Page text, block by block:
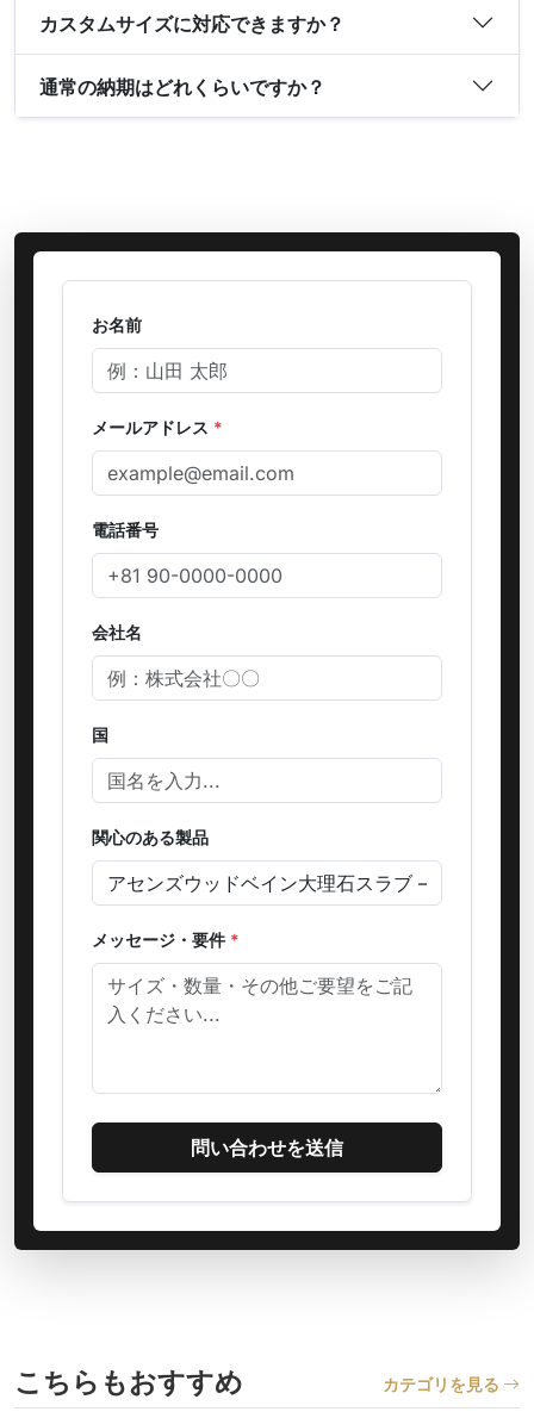
カスタムサイズに対応できますか？
通常の納期はどれくらいですか？
お名前
メールアドレス *
電話番号
会社名
国
関心のある製品
メッセージ・要件 *
問い合わせを送信
こちらもおすすめ カテゴリを見る